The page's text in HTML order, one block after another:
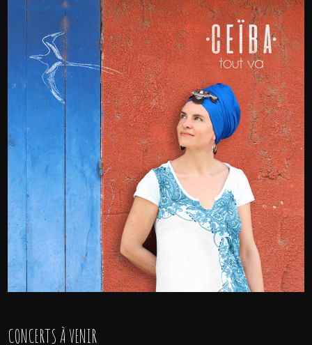
CONCERTS À VENIR